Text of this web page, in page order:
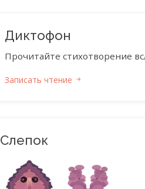
Диктофон
Прочитайте стихотворение
Записать чтение
Слепок